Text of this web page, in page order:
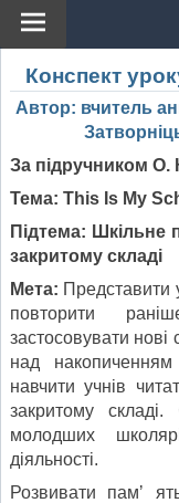
Конспект
Автор: вчитель
За підручником О.
Тема: This Is My
Підтема: Шкільне
закритому складі
Мета: Представити
повторити
застосовувати
над накопиченням
навчити учнів
закритому складі.
молодших
діяльності.
Розвивати памʼ